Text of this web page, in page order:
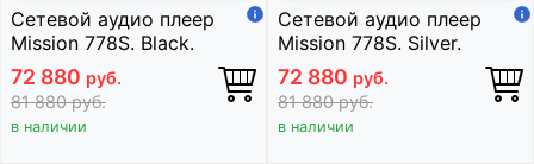
Сетевой аудио плеер
Mission 778S. Black.
72 880 руб.
81 880руб.
в наличии
Сетевой аудио плеер
Mission 778S. Silver.
72 880 руб.
81 880руб.
в наличии